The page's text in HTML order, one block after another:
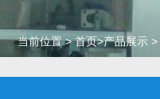
当前位置 > 首页>产品展示 >